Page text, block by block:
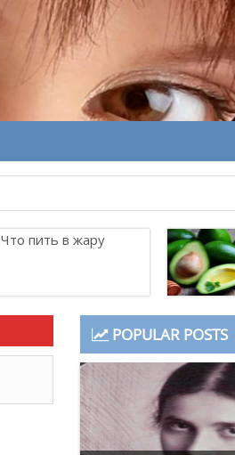
Что пить в жару
POPULAR POSTS